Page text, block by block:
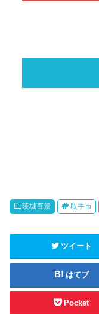
茨城百景 取手市
ツイート
はてブ
Pocket